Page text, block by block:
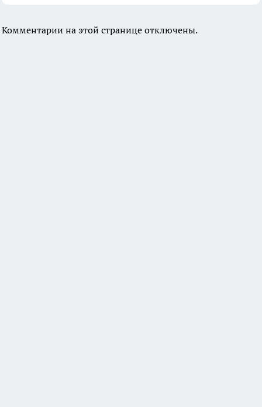
Комментарии на этой странице отключены.